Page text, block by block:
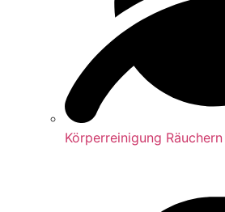
Körperreinigung Räuchern